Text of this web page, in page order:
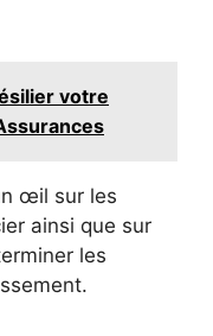
votre
œil sur les
ainsi que sur
les